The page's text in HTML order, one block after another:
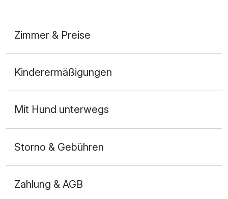
Zimmer & Preise
2 Erwachsene
Kinderermäßigungen
Mit Hund unterwegs
Storno & Gebühren
Zahlung & AGB